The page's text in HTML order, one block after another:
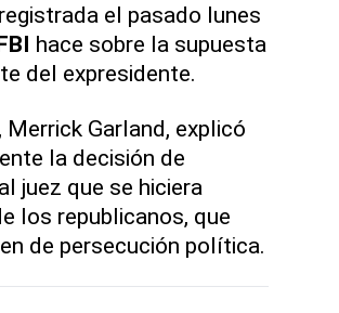
el pasado lunes
hace sobre la supuesta
del expresidente.
Garland, explicó
la decisión de
juez que se hiciera
los republicanos, que
de persecución política.